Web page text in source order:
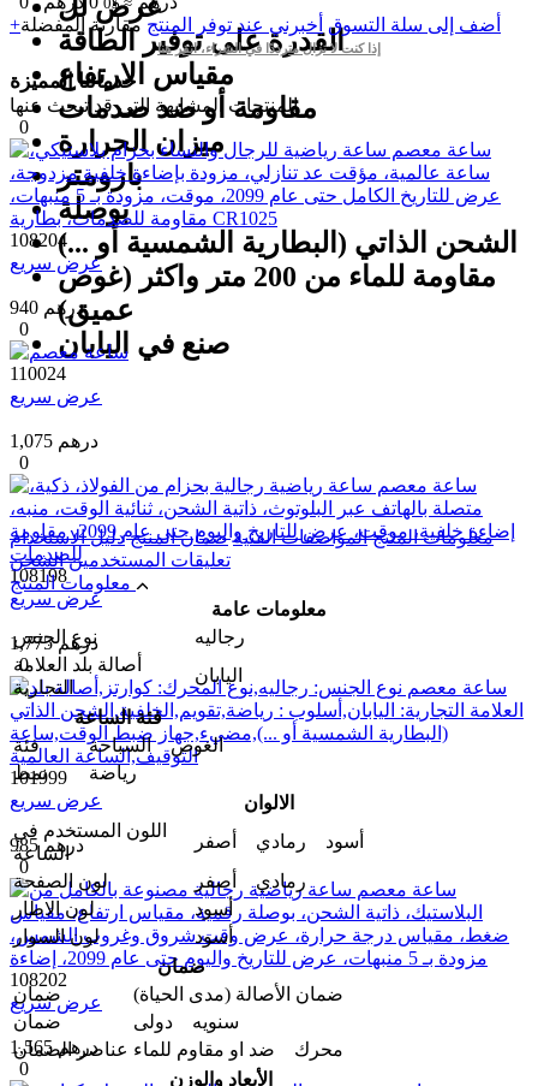
عرض لل
القدرة على توفير الطاقة
مقياس الارتفاع
مقاومة أو ضد صدمات
ميزان الحرارة
بارومتر
بوصلة
الشحن الذاتي (البطارية الشمسية أو ...)
مقاومة للماء من 200 متر واکثر (غوص
عميق)
صنع في اليابان
+أضف إلى سلة التسوق أخبرني عند توفر المنتج مقارنة المفضلة
إذا كنت لا تزال مترددًا في الشراء، انقر هنا
خدماتنا المميزة
المنتجات المشابهة التي قد تبحث عنها
0
108204
عرض سريع
940 درهم
0
110024
عرض سريع
1,075 درهم
0
108198
عرض سريع
1,775 درهم
0
101999
عرض سريع
985 درهم
0
108202
عرض سريع
1,565 درهم
0
معلومات المنتج المواصفات الفنية ضمان المنتج دليل الاستخدام
تعليقات المستخدمين الشحن
معلومات عامة
نوع الجنس
رجالیه
أصالة بلد العلامة
التجارية
اليابان
فئة الساعة
فئة
الغوص السباحة
نمط
رياضة
الالوان
اللون المستخدم في
الساعة
أسود رمادي أصفر
لون الصفحة
رمادي أصفر
لون الاطار
أسود
لون السوار
أسود
ضمان
ضمان
ضمان الأصالة (مدى الحیاة)
ضمان
سنویه دولی
عناصر الضمان محرك ضد او مقاوم للماء
الأبعاد والوزن